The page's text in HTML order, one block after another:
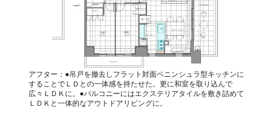
アフター：●吊戸を撤去しフラット対面ペニンシュラ型キッチンに
することでＬＤとの一体感を持たせた。更に和室を取り込んで
広々ＬＤＫに。●バルコニーにはエクステリアタイルを敷き詰めて
ＬＤＫと一体的なアウトドアリビングに。